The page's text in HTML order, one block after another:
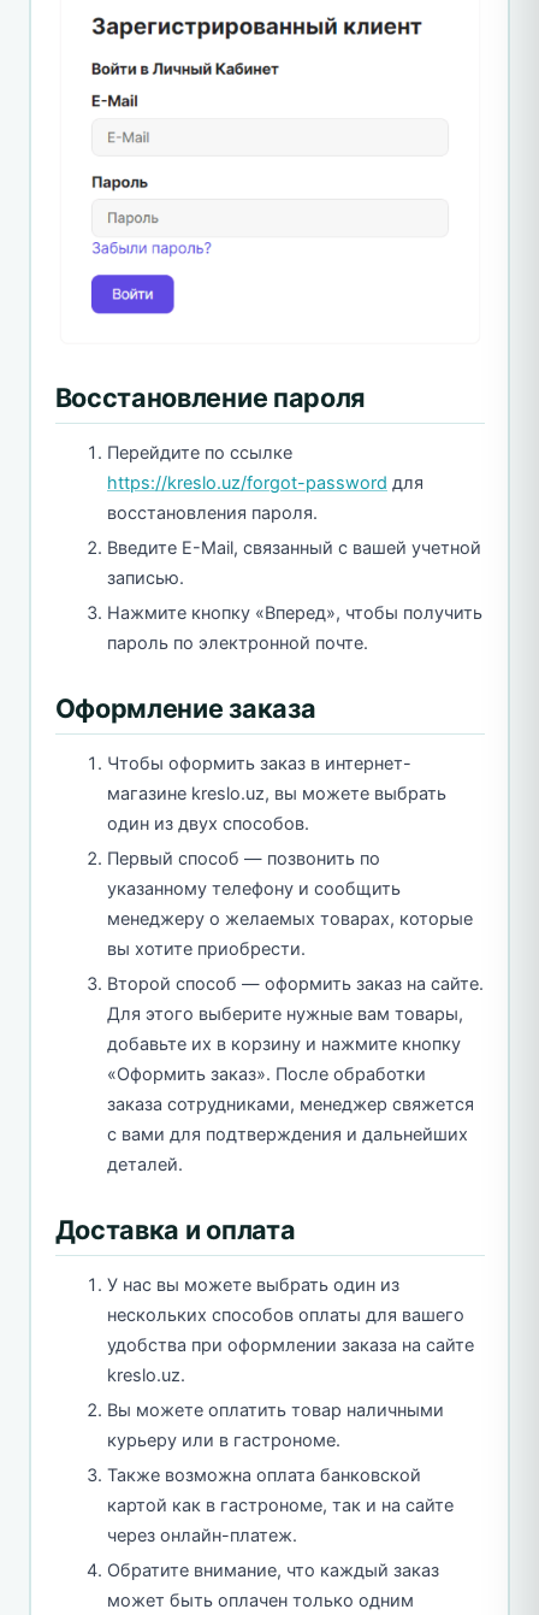
Восстановление пароля
Перейдите по ссылке
https://kreslo.uz/forgot-password для
восстановления пароля.
Введите E-Mail, связанный с вашей учетной
записью.
Нажмите кнопку «Вперед», чтобы получить
пароль по электронной почте.
Оформление заказа
Чтобы оформить заказ в интернет-
магазине kreslo.uz, вы можете выбрать
один из двух способов.
Первый способ — позвонить по
указанному телефону и сообщить
менеджеру о желаемых товарах, которые
вы хотите приобрести.
Второй способ — оформить заказ на сайте.
Для этого выберите нужные вам товары,
добавьте их в корзину и нажмите кнопку
«Оформить заказ». После обработки
заказа сотрудниками, менеджер свяжется
с вами для подтверждения и дальнейших
деталей.
Доставка и оплата
У нас вы можете выбрать один из
нескольких способов оплаты для вашего
удобства при оформлении заказа на сайте
kreslo.uz.
Вы можете оплатить товар наличными
курьеру или в гастрономе.
Также возможна оплата банковской
картой как в гастрономе, так и на сайте
через онлайн-платеж.
Обратите внимание, что каждый заказ
может быть оплачен только одним